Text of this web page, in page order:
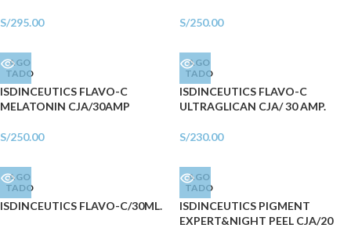
S/295.00 S/250.00
AGO
TADO
ISDINCEUTICS FLAVO-C
MELATONIN CJA/30AMP
S/250.00
AGO
TADO
ISDINCEUTICS FLAVO-C
ULTRAGLICAN CJA/ 30 AMP.
S/230.00
AGO
TADO
ISDINCEUTICS FLAVO-C/30ML.
AGO
TADO
ISDINCEUTICS PIGMENT
EXPERT&NIGHT PEEL CJA/20